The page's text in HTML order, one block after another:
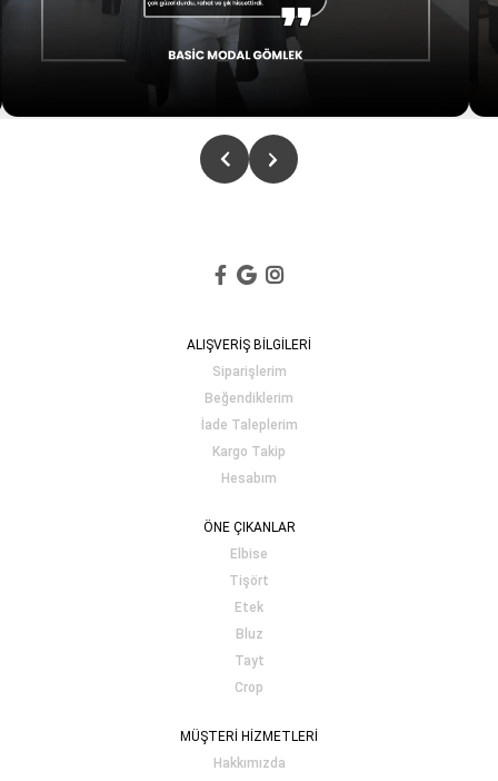
ALIŞVERİŞ BİLGİLERİ
Siparişlerim
Beğendiklerim
İade Taleplerim
Kargo Takip
Hesabım
ÖNE ÇIKANLAR
Elbise
Tişört
Etek
Bluz
Tayt
Crop
MÜŞTERİ HİZMETLERİ
Hakkımızda